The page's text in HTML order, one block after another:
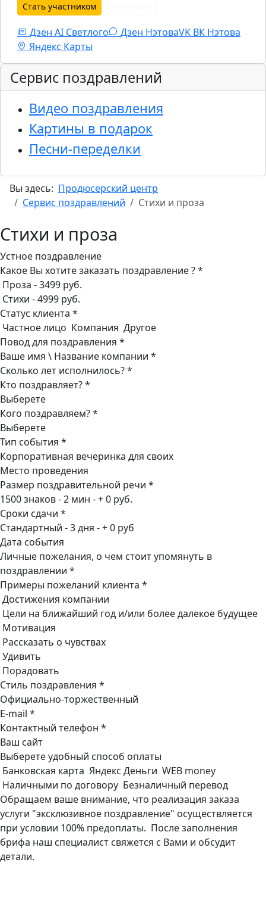
Стать участником
Дзен AI Светлого Дзен НэтоваVK ВК Нэтова
Яндекс Карты
Сервис поздравлений
Видео поздравления
Картины в подарок
Песни-переделки
Вы здесь: Продюсерский центр
Сервис поздравлений
Стихи и проза
Стихи и проза
Устное поздравление
Какое Вы хотите заказать поздравление ? *
Проза - 3499 руб.
Стихи - 4999 руб.
Статус клиента *
Частное лицо Компания Другое
Повод для поздравления *
Ваше имя \ Название компании *
Сколько лет исполнилось? *
Кто поздравляет? *
Выберете
Кого поздравляем? *
Выберете
Тип события *
Корпоративная вечеринка для своих
Место проведения
Размер поздравительной речи *
1500 знаков - 2 мин - + 0 руб.
Сроки сдачи *
Стандартный - 3 дня - + 0 руб
Дата события
Личные пожелания, о чем стоит упомянуть в
поздравлении *
Примеры пожеланий клиента *
Достижения компании
Цели на ближайший год и/или более далекое будущее
Мотивация
Рассказать о чувствах
Удивить
Порадовать
Стиль поздравления *
Официально-торжественный
E-mail *
Контактный телефон *
Ваш сайт
Выберете удобный способ оплаты
Банковская карта Яндекс Деньги WEB money
Наличными по договору Безналичный перевод
Обращаем ваше внимание, что реализация заказа
услуги "эксклюзивное поздравление" осуществляется
при условии 100% предоплаты. После заполнения
брифа наш специалист свяжется с Вами и обсудит
детали.